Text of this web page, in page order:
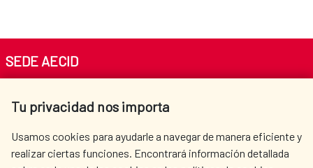
Tu privacidad nos importa
Usamos cookies para ayudarle a navegar de manera eficiente y
realizar ciertas funciones. Encontrará información detallada
SEDE AECID
Tel. +34 900 20 30 54​​​​​​​